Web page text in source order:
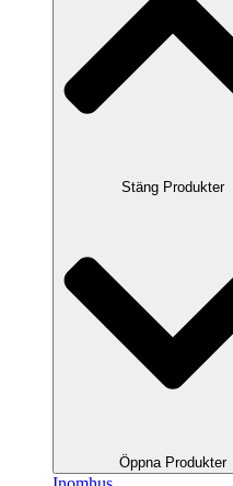
Stäng Produkter
Öppna Produkter